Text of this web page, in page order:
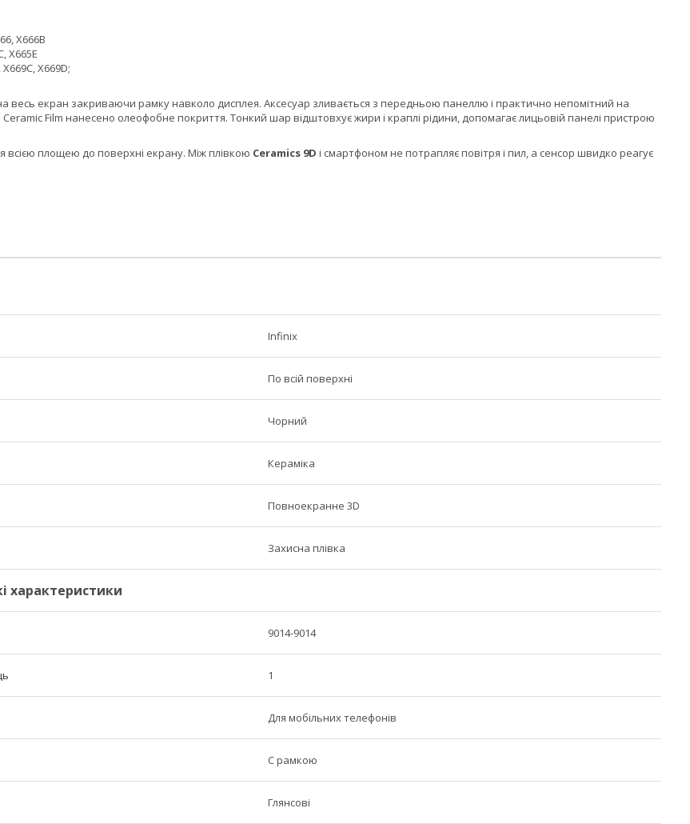
X666B
X665E
X669D;
весь екран закриваючи рамку навколо дисплея. Аксесуар зливається з передньою панеллю і практично непомітний на
Film нанесено олеофобне покриття. Тонкий шар відштовхує жири і краплі рідини, допомагає лицьовій панелі пристрою
всією площею до поверхні екрану. Між плівкою Ceramics 9D і смартфоном не потрапляє повітря і пил, а сенсор швидко реагує
Infinix
По всій поверхні
Чорний
Кераміка
Повноекранне 3D
Захисна плівка
характеристики
9014-9014
1
Для мобільних телефонів
C рамкою
Глянсові